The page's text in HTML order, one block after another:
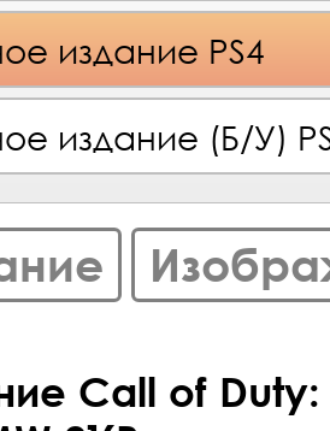
издание PS4
издание (Б/У)
Call of